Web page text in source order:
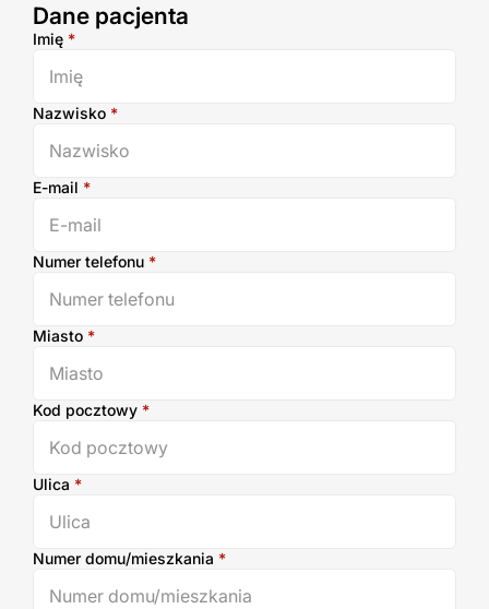
Dane pacjenta
Dane pacjenta
Imię *
Nazwisko *
E-mail *
Numer telefonu *
Miasto *
Kod pocztowy *
Ulica *
Numer domu/mieszkania *